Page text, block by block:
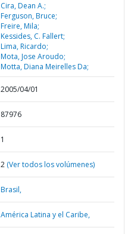
Cira, Dean A.;
Ferguson, Bruce;
Freire, Mila;
Kessides, C. Fallert;
Lima, Ricardo;
Mota, Jose Aroudo;
Motta, Diana Meirelles Da;
2005/04/01
87976
1
2 (Ver todos los volúmenes)
Brasil,
América Latina y el Caribe,